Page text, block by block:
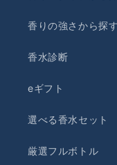
香りの強さから探す
香水診断
eギフト
選べる香水セット
厳選フルボトル